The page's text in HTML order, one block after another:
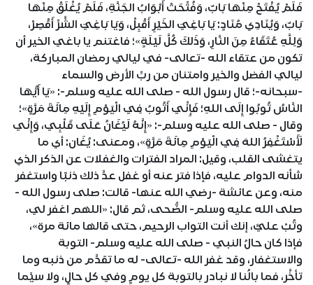
فَلَمْ يُفْتَحْ مِنْهَا بَابٌ، وَفُتِّحَتْ أَبْوَابُ الجَنَّةِ، فَلَمْ يُغْلَقْ مِنْهَا
بَابٌ، وَيُنَادِي مُنَادٍ: يَا بَاغِيَ الخَيْرِ أَقْبِلْ، وَيَا بَاغِيَ الشَّرِّ أَقْصِرْ،
وَلِلَّهِ عُتَقَاءُ مِنَ النَّارِ، وَذَلكَ كُلَّ لَيْلَةٍ»؛ فاغتنم يا باغي الخير أن
تكون من عتقاء الله -تعالى- في ليالي رمضان المباركة،
ليالي الفضل والخير وامتنان من ربِّ الأرض والسماء
-سبحانه-؛ قال رسول الله - صلى الله عليه وسلم-: «يَا أَيُّهَا
النَّاسُ تُوبُوا إِلَى اللهِ؛ فَإِنِّي أَتُوبُ فِي الْيَوْمِ إِلَيْهِ مِائَةَ مَرَّةٍ»؛
وقال - صلى الله عليه وسلم-: «إِنَّهُ لَيُغَانُ عَلَى قَلْبِي، وَإِنِّي
لَأَسْتَغْفِرُ اللهَ فِي الْيَوْمِ مِائَةَ مَرَّةٍ»، ومعنى: يُغَان: أي ما
يتغشى القلب، وقيل: المراد الفترات والغفلات عن الذكر الذي
شأنه الدوام عليه، فإذا فتر عنه أو غفل عدَّ ذلك ذنبًا واستغفر
منه، وعن عائشة -رضي الله عنها- قالت: صلى رسول الله -
صلى الله عليه وسلم- الضُّحى، ثم قال: «اللهم اغفر لي،
وتُبْ عليَّ، إنك أنت التواب الرحيم، حتى قالها مائة مرة»،
فإذا كان حالُ النبي - صلى الله عليه وسلم- التوبة
والاستغفار، وقد غفر الله -تعالى- له ما تقدَّم من ذنبه وما
تأخَّر، فما بالُنا لا نبادر بالتوبة كل يومٍ وفي كل حالٍ، ولا سيَّما